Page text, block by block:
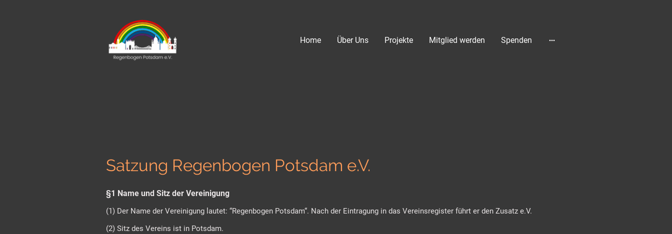
Home Über Uns Projekte Mitglied werden Spenden
Satzung Regenbogen Potsdam e.V.
§1 Name und Sitz der Vereinigung
(1) Der Name der Vereinigung lautet: “Regenbogen Potsdam“. Nach der Eintragung in das Vereinsregister führt er den Zusatz e.V.
(2) Sitz des Vereins ist in Potsdam.